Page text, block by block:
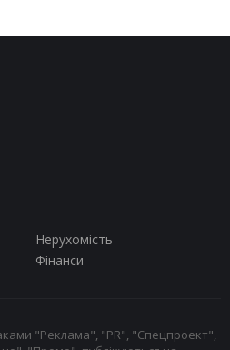
Нерухомість
Фінанси
"Реклама", "PR", "Спецпроект",